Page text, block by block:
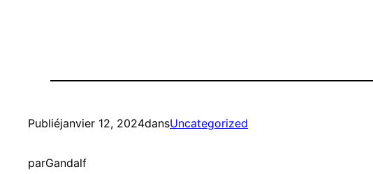
Publiéjanvier 12, 2024dansUncategorized
parGandalf